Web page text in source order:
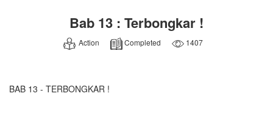
Bab 13 : Terbongkar !
Action Completed 1407
BAB 13 - TERBONGKAR !